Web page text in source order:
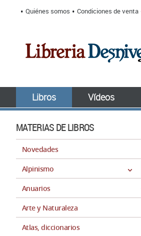
Quiénes somos Condiciones de venta
Libros Vídeos
MATERIAS DE LIBROS
Novedades
Alpinismo
Anuarios
Arte y Naturaleza
Atlas, diccionarios